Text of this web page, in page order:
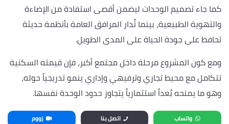
كما جاء تصميم الوحدات ليضمن أقصى استفادة من الإضاءة
والتهوية الطبيعية، بينما تُدار المرافق العامة بأنظمة حديثة
تحافظ على جودة الحياة على المدى الطويل.
ومع كون المشروع مرحلة داخل مجتمع أكبر، فإن قيمته السكنية
تتكامل مع محيط تجاري وترفيهي وإداري ينمو تدريجياً حوله،
وهو ما يمنحه بُعداً استثمارياً يتجاوز حدود الوحدة نفسها.
واتساب اتصل بنا زووم